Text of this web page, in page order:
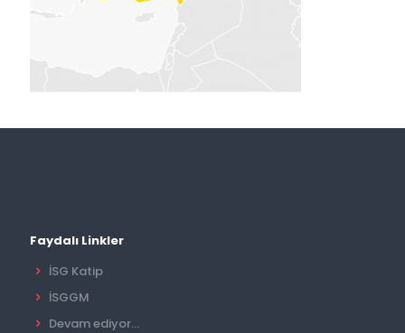
Faydalı Linkler
İSG Katip
İSGGM
Devam ediyor...